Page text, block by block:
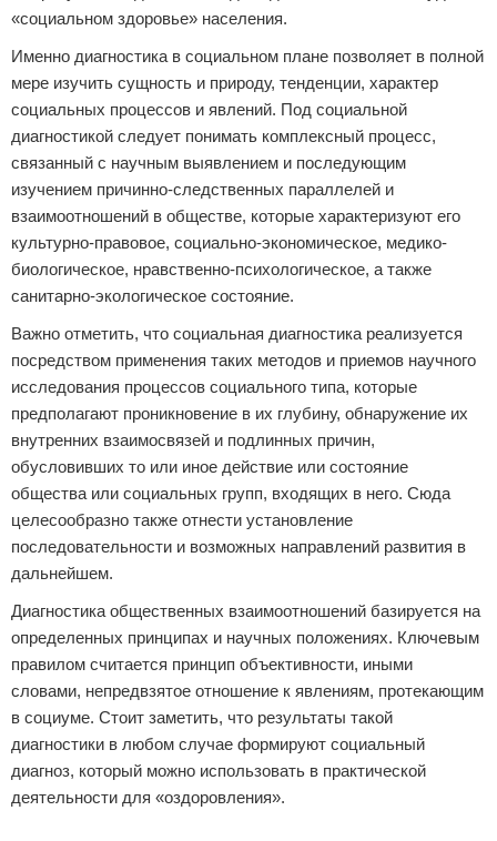
«социальном здоровье» населения.
Именно диагностика в социальном плане позволяет в полной
мере изучить сущность и природу, тенденции, характер
социальных процессов и явлений. Под социальной
диагностикой следует понимать комплексный процесс,
связанный с научным выявлением и последующим
изучением причинно-следственных параллелей и
взаимоотношений в обществе, которые характеризуют его
культурно-правовое, социально-экономическое, медико-
биологическое, нравственно-психологическое, а также
санитарно-экологическое состояние.
Важно отметить, что социальная диагностика реализуется
посредством применения таких методов и приемов научного
исследования процессов социального типа, которые
предполагают проникновение в их глубину, обнаружение их
внутренних взаимосвязей и подлинных причин,
обусловивших то или иное действие или состояние
общества или социальных групп, входящих в него. Сюда
целесообразно также отнести установление
последовательности и возможных направлений развития в
дальнейшем.
Диагностика общественных взаимоотношений базируется на
определенных принципах и научных положениях. Ключевым
правилом считается принцип объективности, иными
словами, непредвзятое отношение к явлениям, протекающим
в социуме. Стоит заметить, что результаты такой
диагностики в любом случае формируют социальный
диагноз, который можно использовать в практической
деятельности для «оздоровления».